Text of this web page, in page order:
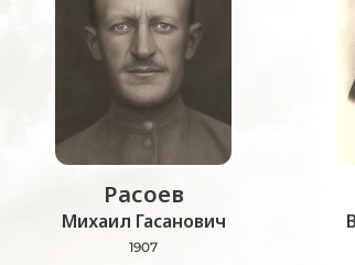
Расоев
Михаил Гасанович
1907